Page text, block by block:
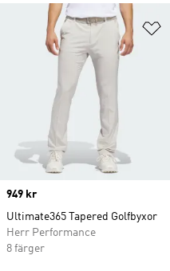
Price
949 kr
Ultimate365 Tapered Golfbyxor
Herr Performance
8 färger